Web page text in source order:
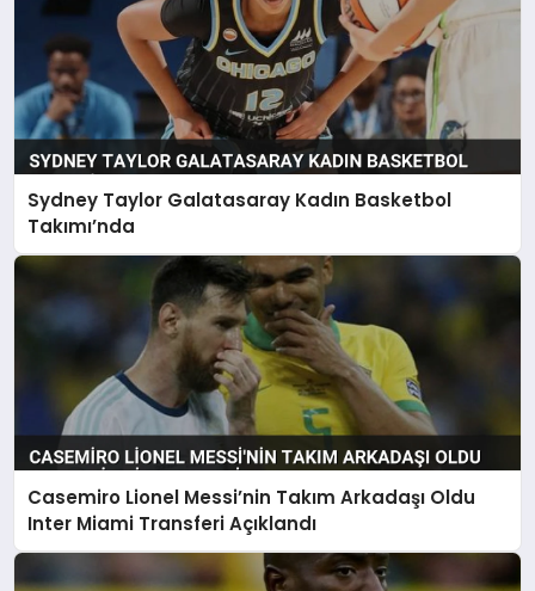
Sydney Taylor Galatasaray Kadın Basketbol
Takımı’nda
Casemiro Lionel Messi’nin Takım Arkadaşı Oldu
Inter Miami Transferi Açıklandı